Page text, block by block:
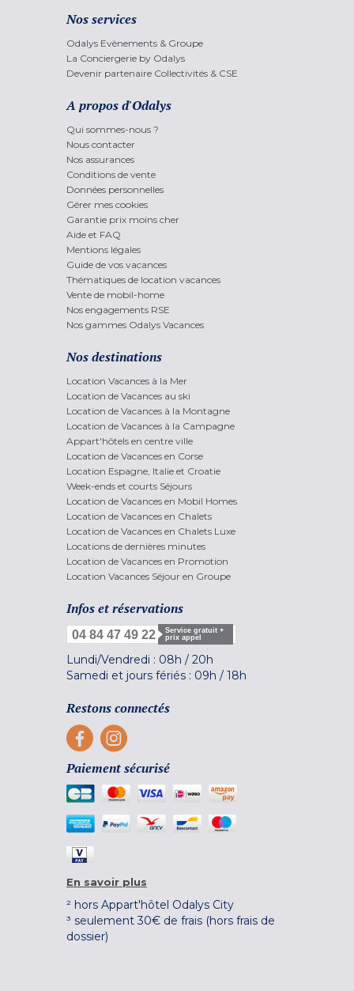
Nos services
Odalys Evènements & Groupe
La Conciergerie by Odalys
Devenir partenaire Collectivités & CSE
A propos d'Odalys
Qui sommes-nous ?
Nous contacter
Nos assurances
Conditions de vente
Données personnelles
Gérer mes cookies
Garantie prix moins cher
Aide et FAQ
Mentions légales
Guide de vos vacances
Thématiques de location vacances
Vente de mobil-home
Nos engagements RSE
Nos gammes Odalys Vacances
Nos destinations
Location Vacances à la Mer
Location de Vacances au ski
Location de Vacances à la Montagne
Location de Vacances à la Campagne
Appart'hôtels en centre ville
Location de Vacances en Corse
Location Espagne, Italie et Croatie
Week-ends et courts Séjours
Location de Vacances en Mobil Homes
Location de Vacances en Chalets
Location de Vacances en Chalets Luxe
Locations de dernières minutes
Location de Vacances en Promotion
Location Vacances Séjour en Groupe
Infos et réservations
04 84 47 49 22
Service gratuit +
prix appel
Lundi/Vendredi : 08h / 20h
Samedi et jours fériés : 09h / 18h
Restons connectés
Paiement sécurisé
En savoir plus
² hors Appart'hôtel Odalys City
³ seulement 30€ de frais (hors frais de
dossier)